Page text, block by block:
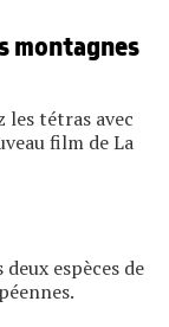
montagnes
les tétras avec
film de La
espèces de